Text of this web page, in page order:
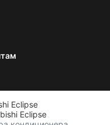
Eclipse
Eclipse